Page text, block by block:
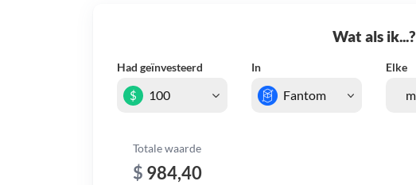
Wat als ik...?
Had geïnvesteerd In Elke
$
Totale waarde
$ 984,40